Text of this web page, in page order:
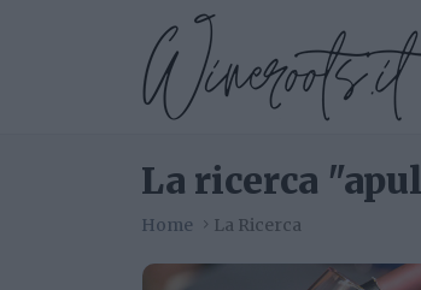
La ricerca
Home La Ricerca